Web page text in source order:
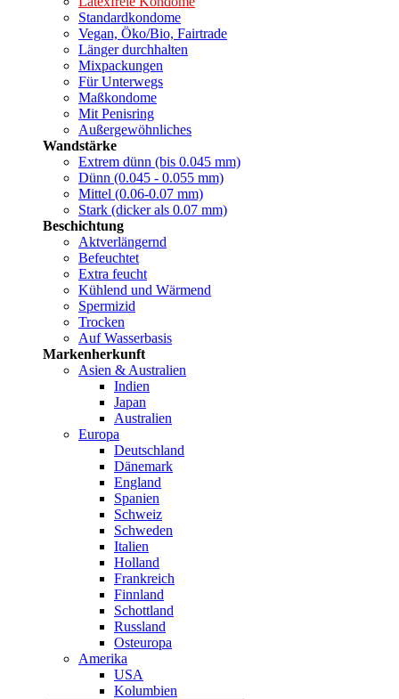
Standardkondome
Vegan, Öko/Bio, Fairtrade
Länger durchhalten
Mixpackungen
Für Unterwegs
Maßkondome
Mit Penisring
Außergewöhnliches
Wandstärke
Extrem dünn (bis 0.045 mm)
Dünn (0.045 - 0.055 mm)
Mittel (0.06-0.07 mm)
Stark (dicker als 0.07 mm)
Beschichtung
Aktverlängernd
Befeuchtet
Extra feucht
Kühlend und Wärmend
Spermizid
Trocken
Auf Wasserbasis
Markenherkunft
Asien & Australien
Indien
Japan
Australien
Europa
Deutschland
Dänemark
England
Spanien
Schweiz
Schweden
Italien
Holland
Frankreich
Finnland
Schottland
Russland
Osteuropa
Amerika
USA
Kolumbien